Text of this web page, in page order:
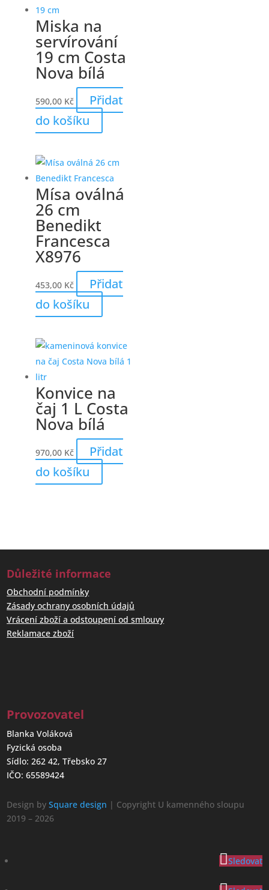
Miska na
servírování
19 cm Costa
Nova bílá
590,00 Kč
Přidat
do košíku
Mísa oválná
26 cm
Benedikt
Francesca
X8976
453,00 Kč
Přidat
do košíku
Konvice na
čaj 1 L Costa
Nova bílá
970,00 Kč
Přidat
do košíku
Důležité informace
Obchodní podmínky
Zásady ochrany osobních údajů
Vrácení zboží a odstoupení od smlouvy
Reklamace zboží
Provozovatel
Blanka Voláková
Fyzická osoba
Sídlo: 262 42, Třebsko 27
IČO: 65589424
Design bySquare design | Copyright U kamenného sloupu
2019 – 2026
Sledovat